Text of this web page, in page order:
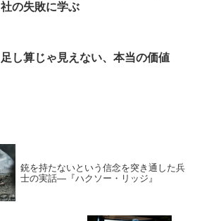
社の失敗に学ぶ
足し算じゃ見えない、本当の価値
銃を持たないという信念を突き通した兵
士の実話―『ハクソー・リッジ』